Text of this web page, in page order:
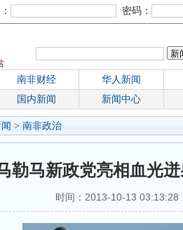
密码：
南非财经 华人新闻
国内新闻 新闻中心
> 南非政治
勒马新政党亮相血光
时间：2013-10-13 03:13:28